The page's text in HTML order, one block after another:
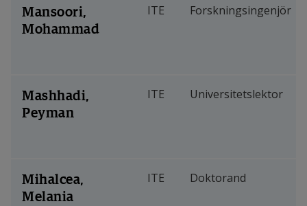
Mansoori,
Mohammad
ITE Forskningsingenjör
Mashhadi,
Peyman
ITE Universitetslektor
Mihalcea,
Melania
ITE Doktorand